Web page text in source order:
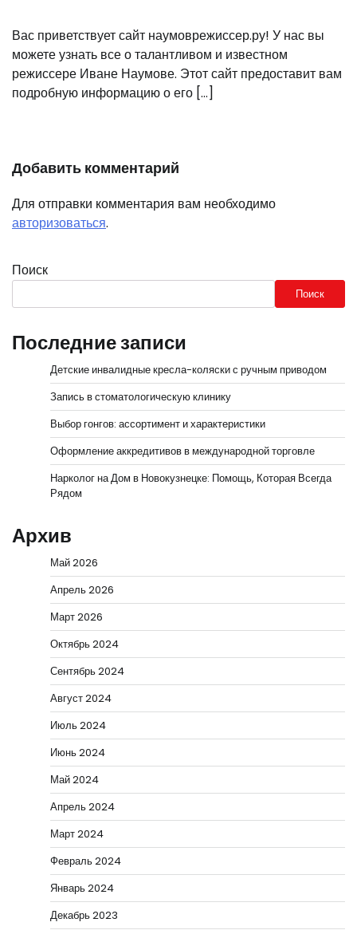
Вас приветствует сайт наумоврежиссер.ру! У нас вы
можете узнать все о талантливом и известном
режиссере Иване Наумове. Этот сайт предоставит вам
подробную информацию о его […]
Добавить комментарий
Для отправки комментария вам необходимо
авторизоваться.
Поиск
Поиск
Последние записи
Детские инвалидные кресла-коляски с ручным приводом
Запись в стоматологическую клинику
Выбор гонгов: ассортимент и характеристики
Оформление аккредитивов в международной торговле
Нарколог на Дом в Новокузнецке: Помощь, Которая Всегда
Рядом
Архив
Май 2026
Апрель 2026
Март 2026
Октябрь 2024
Сентябрь 2024
Август 2024
Июль 2024
Июнь 2024
Май 2024
Апрель 2024
Март 2024
Февраль 2024
Январь 2024
Декабрь 2023